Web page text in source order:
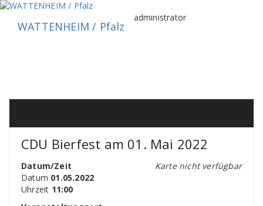
Zum
springenWATTENHEIM / Pfalz
administrator
CDU Bierfest am 01. Mai 2022
Karte nicht verfügbar
Datum/Zeit
Datum 01.05.2022
Uhrzeit 11:00